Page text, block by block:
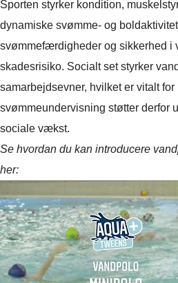
Sporten styrker kondition,
dynamiske svømme- og
svømmefærdigheder og sikkerhed i
skadesrisiko. Socialt set styrker
samarbejdsevner, hvilket er vitalt
svømmeundervisning støtter derfor
sociale vækst.
Se hvordan du kan introducere
her: